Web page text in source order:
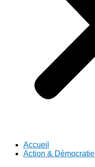
Accueil
Action & Démocratie